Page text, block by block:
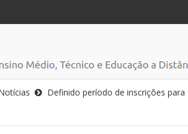
Definido período de inscrições para